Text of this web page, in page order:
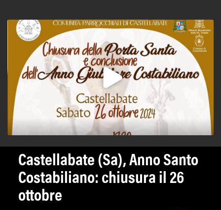
Castellabate (Sa), Anno Santo
Costabiliano: chiusura il 26
ottobre